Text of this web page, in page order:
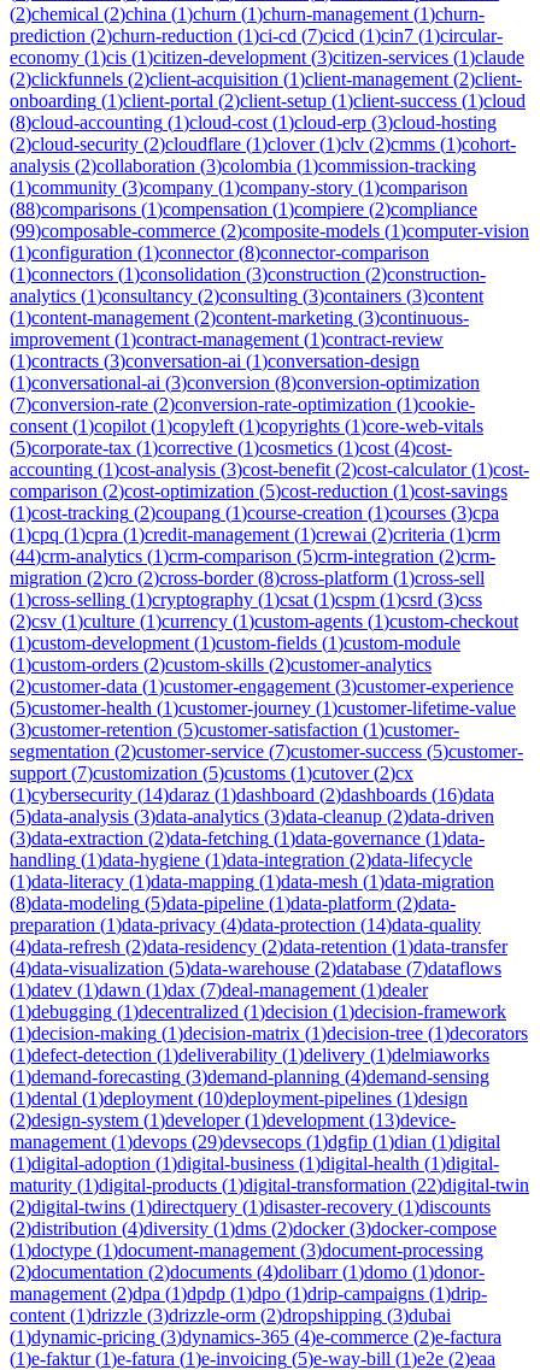
(2)chemical (2)china (1)churn (1)churn-management (1)churn-
prediction (2)churn-reduction (1)ci-cd (7)cicd (1)cin7 (1)circular-
economy (1)cis (1)citizen-development (3)citizen-services (1)claude
(2)clickfunnels (2)client-acquisition (1)client-management (2)client-
onboarding (1)client-portal (2)client-setup (1)client-success (1)cloud
(8)cloud-accounting (1)cloud-cost (1)cloud-erp (3)cloud-hosting
(2)cloud-security (2)cloudflare (1)clover(1)clv (2)cmms (1)cohort-
analysis (2)collaboration (3)colombia (1)commission-tracking
(1)community (3)company (1)company-story (1)comparison
(88)comparisons (1)compensation (1)compiere (2)compliance
(99)composable-commerce (2)composite-models (1)computer-vision
(1)configuration (1)connector(8)connector-comparison
(1)connectors (1)consolidation (3)construction (2)construction-
analytics (1)consultancy (2)consulting (3)containers (3)content
(1)content-management (2)content-marketing (3)continuous-
improvement (1)contract-management (1)contract-review
(1)contracts (3)conversation-ai (1)conversation-design
(1)conversational-ai (3)conversion (8)conversion-optimization
(7)conversion-rate (2)conversion-rate-optimization (1)cookie-
consent (1)copilot (1)copyleft (1)copyrights (1)core-web-vitals
(5)corporate-tax (1)corrective (1)cosmetics (1)cost (4)cost-
accounting (1)cost-analysis (3)cost-benefit (2)cost-calculator(1)cost-
comparison (2)cost-optimization (5)cost-reduction (1)cost-savings
(1)cost-tracking (2)coupang (1)course-creation (1)courses (3)cpa
(1)cpq (1)cpra (1)credit-management (1)crewai (2)criteria (1)crm
(44)crm-analytics (1)crm-comparison (5)crm-integration (2)crm-
migration (2)cro (2)cross-border(8)cross-platform (1)cross-sell
(1)cross-selling (1)cryptography (1)csat (1)cspm (1)csrd (3)css
(2)csv (1)culture (1)currency (1)custom-agents (1)custom-checkout
(1)custom-development (1)custom-fields (1)custom-module
(1)custom-orders (2)custom-skills (2)customer-analytics
(2)customer-data (1)customer-engagement (3)customer-experience
(5)customer-health (1)customer-journey (1)customer-lifetime-value
(3)customer-retention (5)customer-satisfaction (1)customer-
segmentation (2)customer-service (7)customer-success (5)customer-
support (7)customization (5)customs (1)cutover(2)cx
(1)cybersecurity (14)daraz (1)dashboard (2)dashboards (16)data
(5)data-analysis (3)data-analytics (3)data-cleanup (2)data-driven
(3)data-extraction (2)data-fetching (1)data-governance (1)data-
handling (1)data-hygiene (1)data-integration (2)data-lifecycle
(1)data-literacy (1)data-mapping (1)data-mesh (1)data-migration
(8)data-modeling (5)data-pipeline (1)data-platform (2)data-
preparation (1)data-privacy (4)data-protection (14)data-quality
(4)data-refresh (2)data-residency (2)data-retention (1)data-transfer
(4)data-visualization (5)data-warehouse (2)database (7)dataflows
(1)datev (1)dawn (1)dax (7)deal-management (1)dealer
(1)debugging (1)decentralized (1)decision (1)decision-framework
(1)decision-making (1)decision-matrix (1)decision-tree (1)decorators
(1)defect-detection (1)deliverability (1)delivery (1)delmiaworks
(1)demand-forecasting (3)demand-planning (4)demand-sensing
(1)dental (1)deployment (10)deployment-pipelines (1)design
(2)design-system (1)developer(1)development (13)device-
management (1)devops (29)devsecops (1)dgfip (1)dian (1)digital
(1)digital-adoption (1)digital-business (1)digital-health (1)digital-
maturity (1)digital-products (1)digital-transformation (22)digital-twin
(2)digital-twins (1)directquery (1)disaster-recovery (1)discounts
(2)distribution (4)diversity (1)dms (2)docker(3)docker-compose
(1)doctype (1)document-management (3)document-processing
(2)documentation (2)documents (4)dolibarr(1)domo (1)donor-
management (2)dpa (1)dpdp (1)dpo (1)drip-campaigns (1)drip-
content (1)drizzle (3)drizzle-orm (2)dropshipping (3)dubai
(1)dynamic-pricing (3)dynamics-365 (4)e-commerce (2)e-factura
(1)e-faktur(1)e-fatura (1)e-invoicing (5)e-way-bill (1)e2e (2)eaa